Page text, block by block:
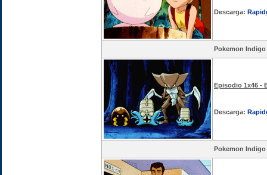
Descarga:
Pokemon Indigo
Episodio 1x46 -
Descarga:
Pokemon Indigo